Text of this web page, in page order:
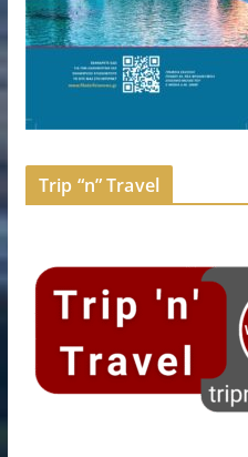
Trip “n” Travel